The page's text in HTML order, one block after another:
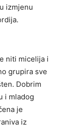
izmjenu
niti micelija i
grupira sve
Dobrim
i mladog
je
iz